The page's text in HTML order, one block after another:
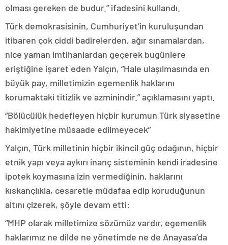
olması gereken de budur.” ifadesini kullandı.
Türk demokrasisinin, Cumhuriyet’in kuruluşundan
itibaren çok ciddi badirelerden, ağır sınamalardan,
nice yaman imtihanlardan geçerek bugünlere
eriştiğine işaret eden Yalçın, “Hale ulaşılmasında en
büyük pay, milletimizin egemenlik haklarını
korumaktaki titizlik ve azminindir.” açıklamasını yaptı.
“Bölücülük hedefleyen hiçbir kurumun Türk siyasetine
hakimiyetine müsaade edilmeyecek”
Yalçın, Türk milletinin hiçbir ikincil güç odağının, hiçbir
etnik yapı veya aykırı inanç sisteminin kendi iradesine
ipotek koymasına izin vermediğinin, haklarını
kıskançlıkla, cesaretle müdafaa edip koruduğunun
altını çizerek, şöyle devam etti:
“MHP olarak milletimize sözümüz vardır, egemenlik
haklarımız ne dilde ne yönetimde ne de Anayasa’da